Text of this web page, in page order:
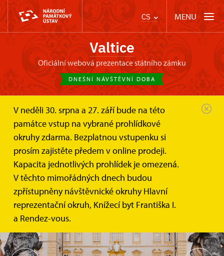
CS MENU
Valtice
oficiální webová prezentace státního zámku
DNEŠNÍ NÁVŠTĚVNÍ DOBA
V neděli 30. srpna a 27. září bude na této
památce vstup na vybrané prohlídkové
okruhy zdarma. Bezplatnou vstupenku si
prosím zajistěte předem v online prodeji.
Kapacita jednotlivých prohlídek je omezená.
V těchto mimořádných dnech budou
zpřístupněny návštěvnické okruhy Hlavní
reprezentační okruh, Knížecí byt Františka I.
a Rendez-vous.